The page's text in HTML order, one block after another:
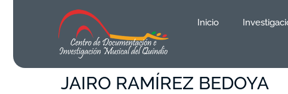
Inicio
JAIRO RAMÍREZ BEDOYA